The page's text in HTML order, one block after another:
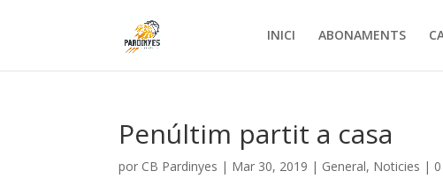
INICI ABONAMENTS
Penúltim partit a casa
por CB Pardinyes | Mar 30, 2019 | General, Noticies |